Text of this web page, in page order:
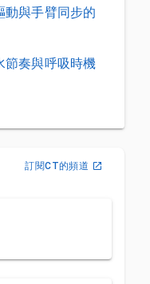
動與手臂同步的
節奏與呼吸時機
訂閱CT的頻道